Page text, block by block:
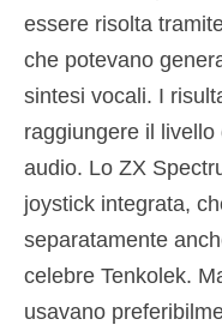
essere risolta
che potevano
sintesi vocali. I
raggiungere il
audio. Lo ZX
joystick integrata,
separatamente
celebre Tenkolek.
usavano